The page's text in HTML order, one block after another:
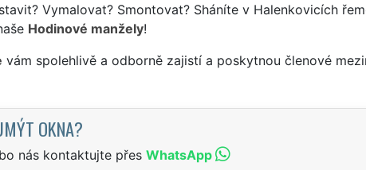
Vymalovat? Smontovat? Sháníte v Halenkovicích
Hodinové manžely!
vám spolehlivě a odborně zajistí a poskytnou členové
OKNA?
nás kontaktujte přes WhatsApp